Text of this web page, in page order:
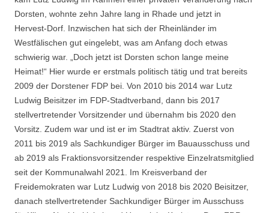
Dorsten, wohnte zehn Jahre lang in Rhade und jetzt in
Hervest-Dorf. Inzwischen hat sich der Rheinländer im
Westfälischen gut eingelebt, was am Anfang doch etwas
schwierig war. „Doch jetzt ist Dorsten schon lange meine
Heimat!“ Hier wurde er erstmals politisch tätig und trat bereits
2009 der Dorstener FDP bei. Von 2010 bis 2014 war Lutz
Ludwig Beisitzer im FDP-Stadtverband, dann bis 2017
stellvertretender Vorsitzender und übernahm bis 2020 den
Vorsitz. Zudem war und ist er im Stadtrat aktiv. Zuerst von
2011 bis 2019 als Sachkundiger Bürger im Bauausschuss und
ab 2019 als Fraktionsvorsitzender respektive Einzelratsmitglied
seit der Kommunalwahl 2021. Im Kreisverband der
Freidemokraten war Lutz Ludwig von 2018 bis 2020 Beisitzer,
danach stellvertretender Sachkundiger Bürger im Ausschuss